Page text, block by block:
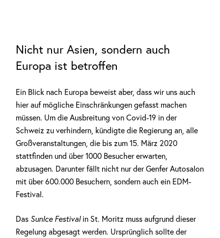
Nicht nur Asien, sondern auch
Europa ist betroffen
Ein Blick nach Europa beweist aber, dass wir uns auch
hier auf mögliche Einschränkungen gefasst machen
müssen. Um die Ausbreitung von Covid-19 in der
Schweiz zu verhindern, kündigte die Regierung an, alle
Großveranstaltungen, die bis zum 15. März 2020
stattfinden und über 1000 Besucher erwarten,
abzusagen. Darunter fällt nicht nur der Genfer Autosalon
mit über 600.000 Besuchern, sondern auch ein EDM-
Festival.
Das SunIce Festivalin St. Moritz muss aufgrund dieser
Regelung abgesagt werden. Ursprünglich sollte der